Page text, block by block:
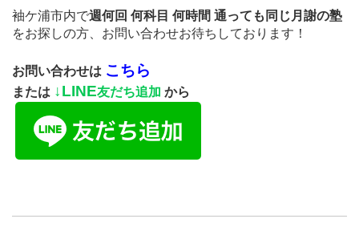
袖ケ浦市内で週何回 何科目 何時間 通っても同じ月謝の塾
をお探しの方、 お問い合わせお待ちしております！
お問い合わせは こちら
または ↓LINE友だち追加 から